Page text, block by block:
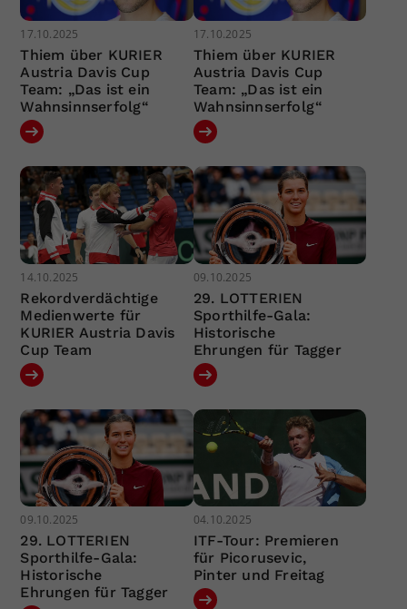
17.10.2025
Thiem über KURIER
Austria Davis Cup
Team: „Das ist ein
Wahnsinnserfolg“
17.10.2025
Thiem über KURIER
Austria Davis Cup
Team: „Das ist ein
Wahnsinnserfolg“
14.10.2025
Rekordverdächtige
Medienwerte für
KURIER Austria Davis
Cup Team
09.10.2025
29. LOTTERIEN
Sporthilfe-Gala:
Historische
Ehrungen für Tagger
09.10.2025
29. LOTTERIEN
Sporthilfe-Gala:
Historische
Ehrungen für Tagger
04.10.2025
ITF-Tour: Premieren
für Picorusevic,
Pinter und Freitag